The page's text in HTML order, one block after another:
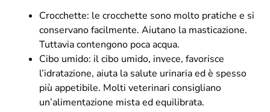
Crocchette: le crocchette sono molto pratiche e si
conservano facilmente. Aiutano la masticazione.
Tuttavia contengono poca acqua.
Cibo umido: il cibo umido, invece, favorisce
l’idratazione, aiuta la salute urinaria ed è spesso
più appetibile. Molti veterinari consigliano
un’alimentazione mista ed equilibrata.